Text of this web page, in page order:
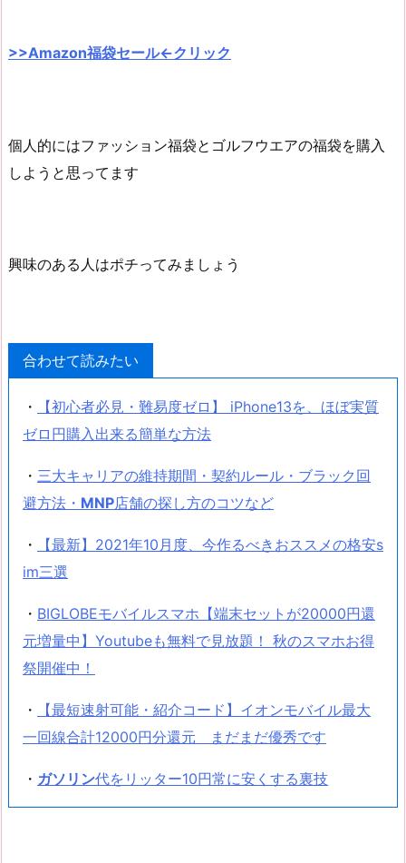
>>Amazon福袋セール←クリック
個人的にはファッション福袋とゴルフウエアの福袋を購入
しようと思ってます
興味のある人はポチってみましょう
合わせて読みたい
・
【初心者必見・難易度ゼロ】 iPhone13を、ほぼ実質
ゼロ円購入出来る簡単な方法
・ 三大キャリアの維持期間・契約ルール・ブラック回
避方法・ MNP店舗の探し方のコツなど
・
【最新】2021年10月度、今作るべきおススメの格安s
im三選
・ BIGLOBEモバイルスマホ【端末セットが20000円還
元増量中】Youtubeも無料で見放題！ 秋のスマホお得
祭開催中！
・
【最短速射可能・紹介コード】イオンモバイル最大
一回線合計12000円分還元 まだまだ優秀です
・ ガソリン代をリッター10円常に安くする裏技